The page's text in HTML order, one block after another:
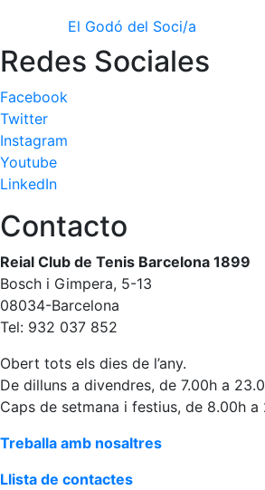
Wellness
fisiosalut
Entrenaments
personals
Activitats
dirigides
Piscina
Restaurants
L'Snack
Casa Arilla
Piscina
El Godó del Soci/a
Redes Sociales
Facebook
Twitter
Instagram
Youtube
LinkedIn
Contacto
Reial Club de Tenis Barcelona 1899
Bosch i Gimpera, 5-13
08034-Barcelona
Tel: 932 037 852
Obert tots els dies de l’any.
De dilluns a divendres, de 7.00h a
Caps de setmana i festius, de 8.00h a
Treballa amb nosaltres
Llista de contactes